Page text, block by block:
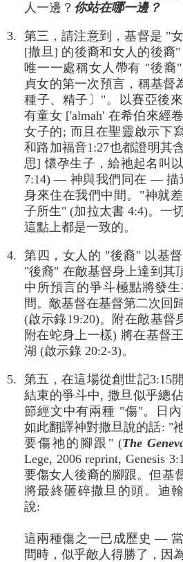
人一邊？ 你站在哪一邊？
3. 第三，請注意到，基督是 "
[撒旦] 的後裔和女人的後裔
唯一一處稱女人帶有 "後裔
貞女的第一次預言，稱基督
種子、精子〕"。以賽亞後
有童女 ['almah' 在希伯來經
女子的; 而且在聖靈啟示下
和路加福音1:27也都證明其
思] 懷孕生子，給祂起名叫
7:14) — 神與我們同在 — 描
身來住在我們中間。"神就
子所生" (加拉太書 4:4)。一
這點上都是一致的。
4. 第四，女人的 "後裔" 以基
"後裔" 在敵基督身上達到其
中所預言的爭斗極點將發
間。敵基督在基督第二次回
(啟示錄19:20)。附在敵基督
附在蛇身上一樣) 將在基督
湖 (啟示錄 20:2-3)。
5. 第五，在這場從創世記3:15
結束的爭斗中, 撒旦似乎總
節經文中有兩種 "傷"。日
如此翻譯神對撒旦說的話: "
要傷祂的腳跟" (The
Lege, 2006 reprint, Genesis
要傷女人後裔的腳跟。但
將最終砸碎撒旦的頭。迪
說:
這兩種傷之一已成歷史 —
間時，似乎敵人得勝了，因